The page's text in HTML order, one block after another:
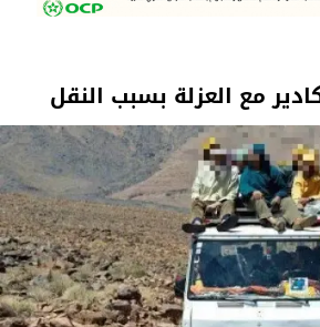
مع العزلة بسبب النقل